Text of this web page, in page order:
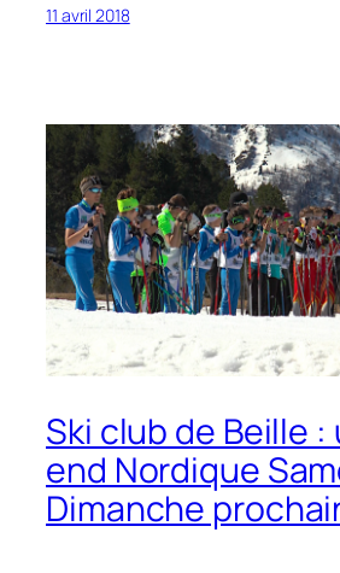
11 avril 2018
Ski club de Beille :
end Nordique
Dimanche